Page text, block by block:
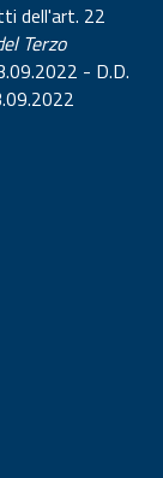
dell'art. 22
Terzo
- D.D.